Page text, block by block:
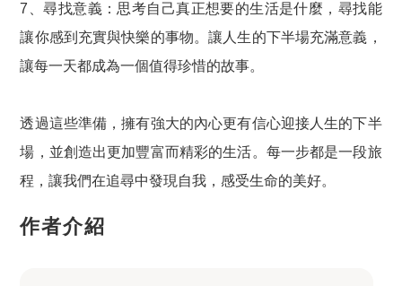
7、尋找意義：思考自己真正想要的生活是什麼，尋找能
讓你感到充實與快樂的事物。讓人生的下半場充滿意義，
讓每一天都成為一個值得珍惜的故事。
透過這些準備，擁有強大的內心更有信心迎接人生的下半
場，並創造出更加豐富而精彩的生活。每一步都是一段旅
程，讓我們在追尋中發現自我，感受生命的美好。
作者介紹